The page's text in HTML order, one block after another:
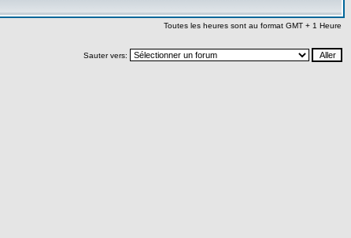
Toutes les heures sont au format GMT + 1 Heure
Sauter vers: